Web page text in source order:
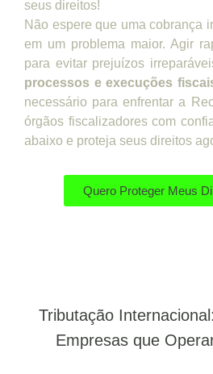
seus direitos!
Não espere que uma cobrança
em um problema maior. Agir
para evitar prejuízos
processos e execuções
necessário para enfrentar a
órgãos fiscalizadores com
abaixo e proteja seus direitos
Quero Proteger Meus
Tributação
Empresas que